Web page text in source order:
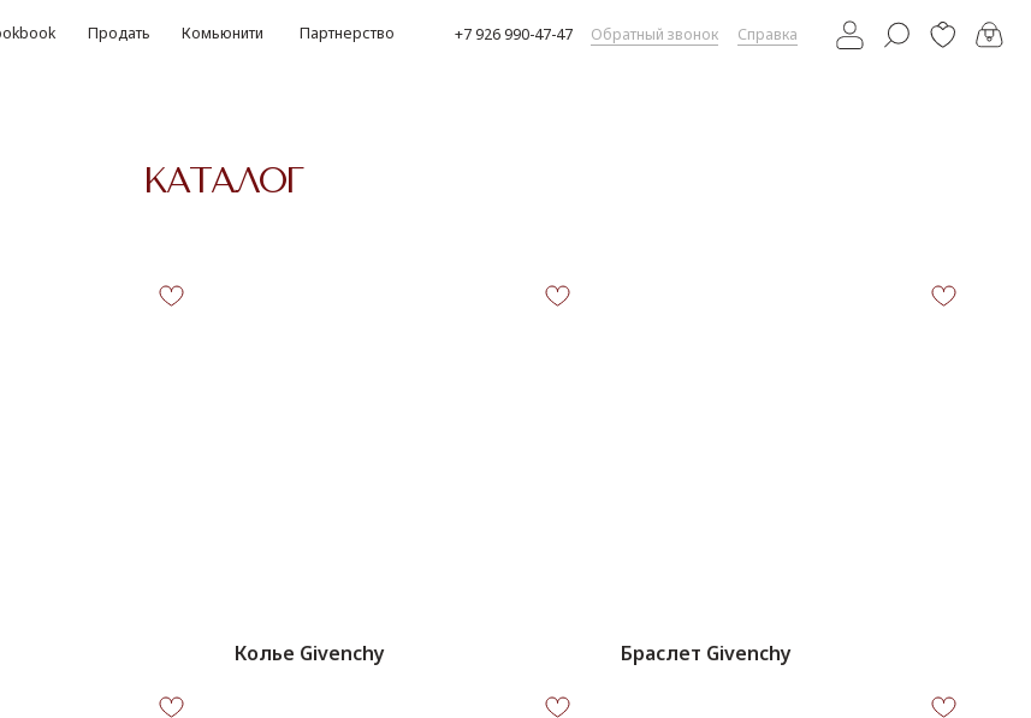
Партнерство
Комьюнити
Продать Обратный звонок
‪+7 926 990-47-47 Справка
КАТАЛОГ
Колье Givenchy Браслет Givenchy